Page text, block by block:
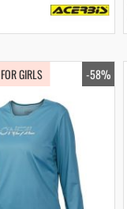
-58%
FOR GIRLS